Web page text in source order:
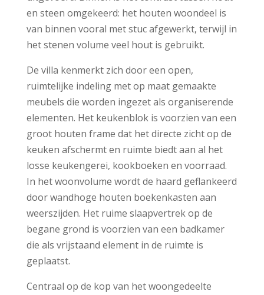
en steen omgekeerd: het houten woondeel is
van binnen vooral met stuc afgewerkt, terwijl in
het stenen volume veel hout is gebruikt.
De villa kenmerkt zich door een open,
ruimtelijke indeling met op maat gemaakte
meubels die worden ingezet als organiserende
elementen. Het keukenblok is voorzien van een
groot houten frame dat het directe zicht op de
keuken afschermt en ruimte biedt aan al het
losse keukengerei, kookboeken en voorraad.
In het woonvolume wordt de haard geflankeerd
door wandhoge houten boekenkasten aan
weerszijden. Het ruime slaapvertrek op de
begane grond is voorzien van een badkamer
die als vrijstaand element in de ruimte is
geplaatst.
Centraal op de kop van het woongedeelte